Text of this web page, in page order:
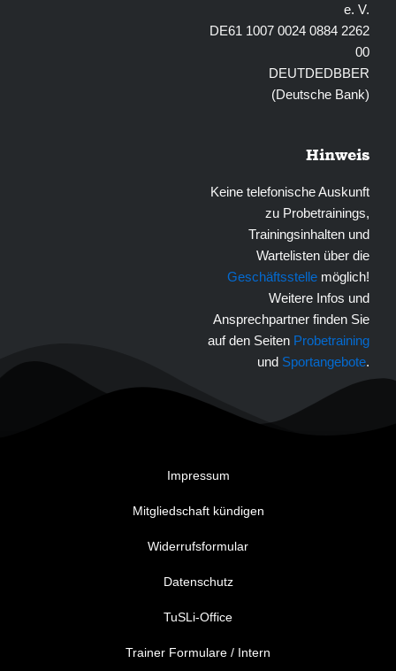
e. V.
DE61 1007 0024 0884 2262
00
DEUTDEDBBER
(Deutsche Bank)
Hinweis
Keine telefonische Auskunft
zu Probetrainings,
Trainingsinhalten und
Wartelisten über die
Geschäftsstelle möglich!
Weitere Infos und
Ansprechpartner finden Sie
auf den Seiten Probetraining
und Sportangebote.
Impressum
Mitgliedschaft kündigen
Widerrufsformular
Datenschutz
TuSLi-Office
Trainer Formulare / Intern